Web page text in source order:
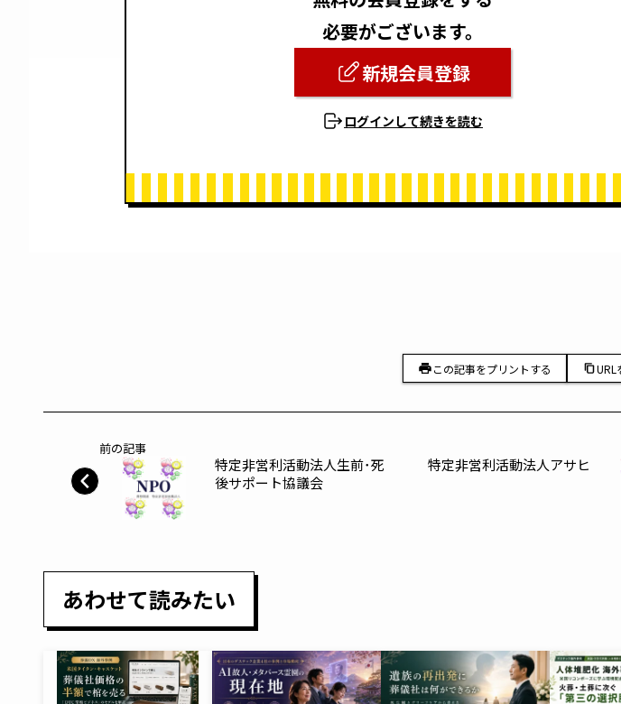
必要がございます。
新規会員登録
ログインして続きを読む
この記事をプリントする URL
前の記事
特定非営利活動法人生前･死
後サポート協議会
特定非営利活動法人アサヒ
あわせて読みたい